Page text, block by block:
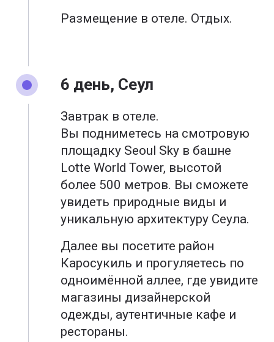
Размещение в отеле. Отдых.
6 день, Сеул
Завтрак в отеле.
Вы подниметесь на смотровую
площадку Seoul Sky в башне
Lotte World Tower, высотой
более 500 метров. Вы сможете
увидеть природные виды и
уникальную архитектуру Сеула.
Далее вы посетите район
Каросукиль и прогуляетесь по
одноимённой аллее, где увидите
магазины дизайнерской
одежды, аутентичные кафе и
рестораны.